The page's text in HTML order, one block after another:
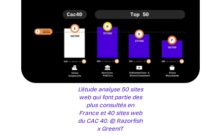
L’étude analyse 50 sites
web qui font partie des
plus consultés en
France et 40 sites web
du CAC 40. © Razorfish
x GreenIT